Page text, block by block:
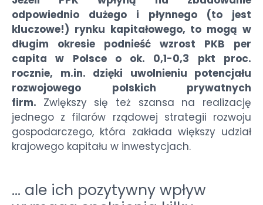
odpowiednio dużego i płynnego (to jest
kluczowe!) rynku kapitałowego, to mogą w
długim okresie podnieść wzrost PKB per
capita w Polsce o ok. 0,1-0,3 pkt proc.
rocznie, m.in. dzięki uwolnieniu potencjału
rozwojowego polskich prywatnych
firm. Zwiększy się też szansa na realizację
jednego z filarów rządowej strategii rozwoju
gospodarczego, która zakłada większy udział
krajowego kapitału w inwestycjach.
… ale ich pozytywny wpływ